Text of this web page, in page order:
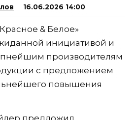
16.06.2026 14:00
& Белое»
инициативой и
производителям
с предложением
повышения